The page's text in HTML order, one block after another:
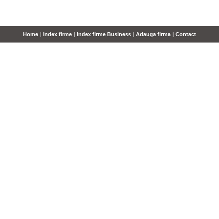
Home | Index firme | Index firme Business | Adauga firma | Contact